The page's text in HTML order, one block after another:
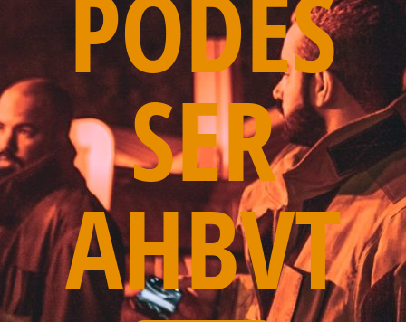
PODES
SER
AHBVT